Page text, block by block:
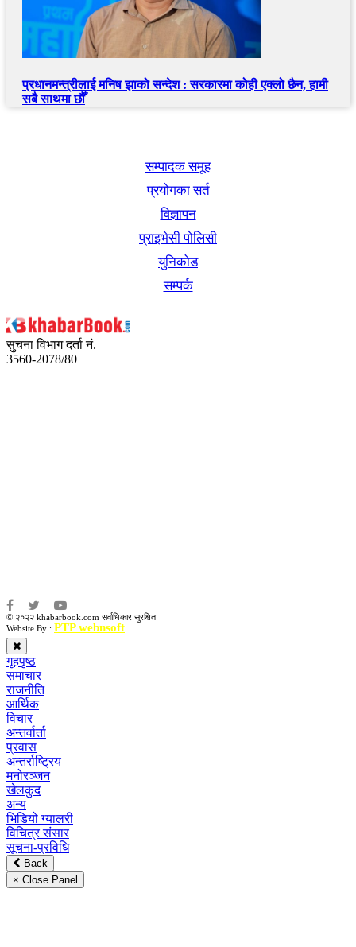
प्रधानमन्त्रीलाई मनिष झाको सन्देश : सरकारमा कोही एक्लो छैन, हामी
सबै साथमा छौँ
सम्पादक समूह
प्रयोगका सर्त
विज्ञापन
प्राइभेसी पोलिसी
युनिकोड
सम्पर्क
सुचना विभाग दर्ता नं.
3560-2078/80
© २०२२ khabarbook.com सर्वाधिकार सुरक्षित
Website By : PTP webnsoft
गृहपृष्ठ
समाचार
राजनीति
आर्थिक
विचार
अन्तर्वार्ता
प्रवास
अन्तर्राष्ट्रिय
मनोरञ्जन
खेलकुद
अन्य
भिडियो ग्यालरी
विचित्र संसार
सूचना-प्रविधि
Back
× Close Panel